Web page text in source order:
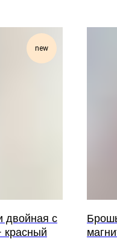
new
двойная с
красный